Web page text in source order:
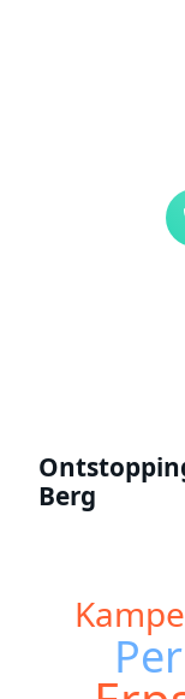
Berg